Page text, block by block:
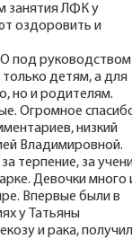
занятия ЛФК у
оздоровить и
под руководством
детям, а для
но и родителям.
Огромное
низкий
Владимировной.
терпение, за
Девочки много
Впервые были в
у Татьяны
и рака,